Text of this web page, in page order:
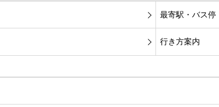
最寄駅・バス停
行き方案内